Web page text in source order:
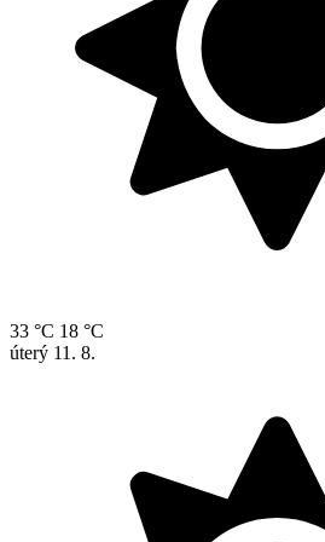
33 °C 18 °C
úterý 11. 8.